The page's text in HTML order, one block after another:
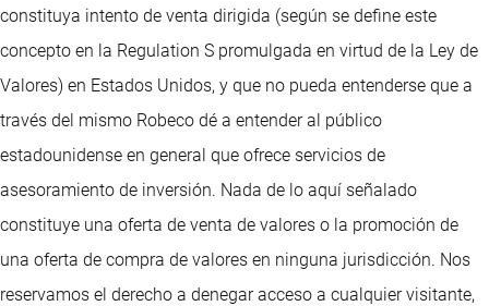
constituya intento de venta dirigida (según se define este
concepto en la Regulation S promulgada en virtud de la Ley de
Valores) en Estados Unidos, y que no pueda entenderse que a
través del mismo Robeco dé a entender al público
estadounidense en general que ofrece servicios de
asesoramiento de inversión. Nada de lo aquí señalado
constituye una oferta de venta de valores o la promoción de
una oferta de compra de valores en ninguna jurisdicción. Nos
reservamos el derecho a denegar acceso a cualquier visitante,